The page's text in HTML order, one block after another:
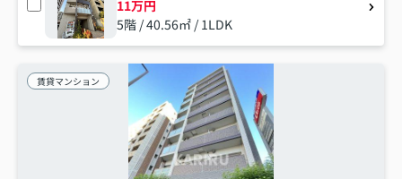
11万円
5階 / 40.56㎡ / 1LDK
賃貸マンション